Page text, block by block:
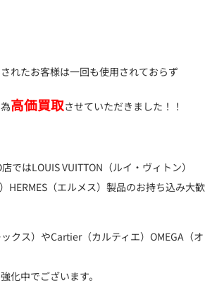
れたお客様は一回も使用されておらず
高価買取させていただきました！！
ではLOUIS VUITTON（ルイ・ヴィトン）
HERMES（エルメス）製品のお持ち込み大歓
クス）やCartier（カルティエ）OMEGA（オ
化中でございます。